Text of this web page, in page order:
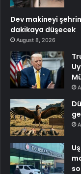
Dev makineyi
dakikaya düşecek
August 8, 2026